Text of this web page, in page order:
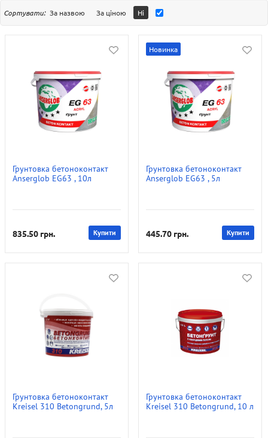
Сортувати: За назвою За ціною Ні
Грунтовка бетоноконтакт
Anserglob EG63 , 10л
835.50 грн. Купити
Новинка
Грунтовка бетоноконтакт
Anserglob EG63 , 5л
445.70 грн. Купити
Грунтовка бетоноконтакт
Kreisel 310 Betongrund, 5л
Грунтовка бетоноконтакт
Kreisel 310 Betongrund, 10 л